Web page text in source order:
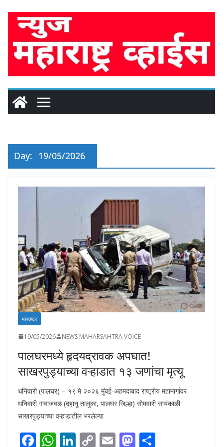
Day: 19/05/2026
महाराष्ट्र
19/05/2026 NEWS MAHARSAHTRA VOICE
पालघरमध्ये हृदयद्रावक अपघात!
साखरपुड्याच्या वऱ्हाडात १३ जणांचा मृत्यू
धनिवारी (पालघर) – १९ मे २०२६ मुंबई-अहमदाबाद राष्ट्रीय महामार्गावर
धनिवारी गावाजवळ (दहानू तालुका, पालघर जिल्हा) सोमवारी सायंकाळी
साखरपुड्याच्या वऱ्हाडातील भरलेल्या
F W Li C E M